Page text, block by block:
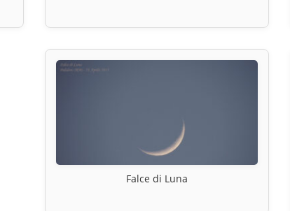
Falce di Luna